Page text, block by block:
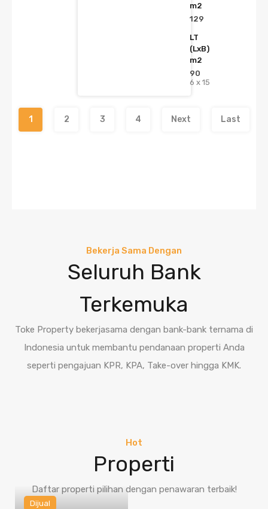
m2
129
LT
(LxB)
m2
90
6 x 15
1 2 3 4 Next Last
Bekerja Sama Dengan
Seluruh Bank
Terkemuka
Toke Property bekerjasama dengan bank-bank ternama di
Indonesia untuk membantu pendanaan properti Anda
seperti pengajuan KPR, KPA, Take-over hingga KMK.
Hot
Properti
Daftar properti pilihan dengan penawaran terbaik!
Dijual